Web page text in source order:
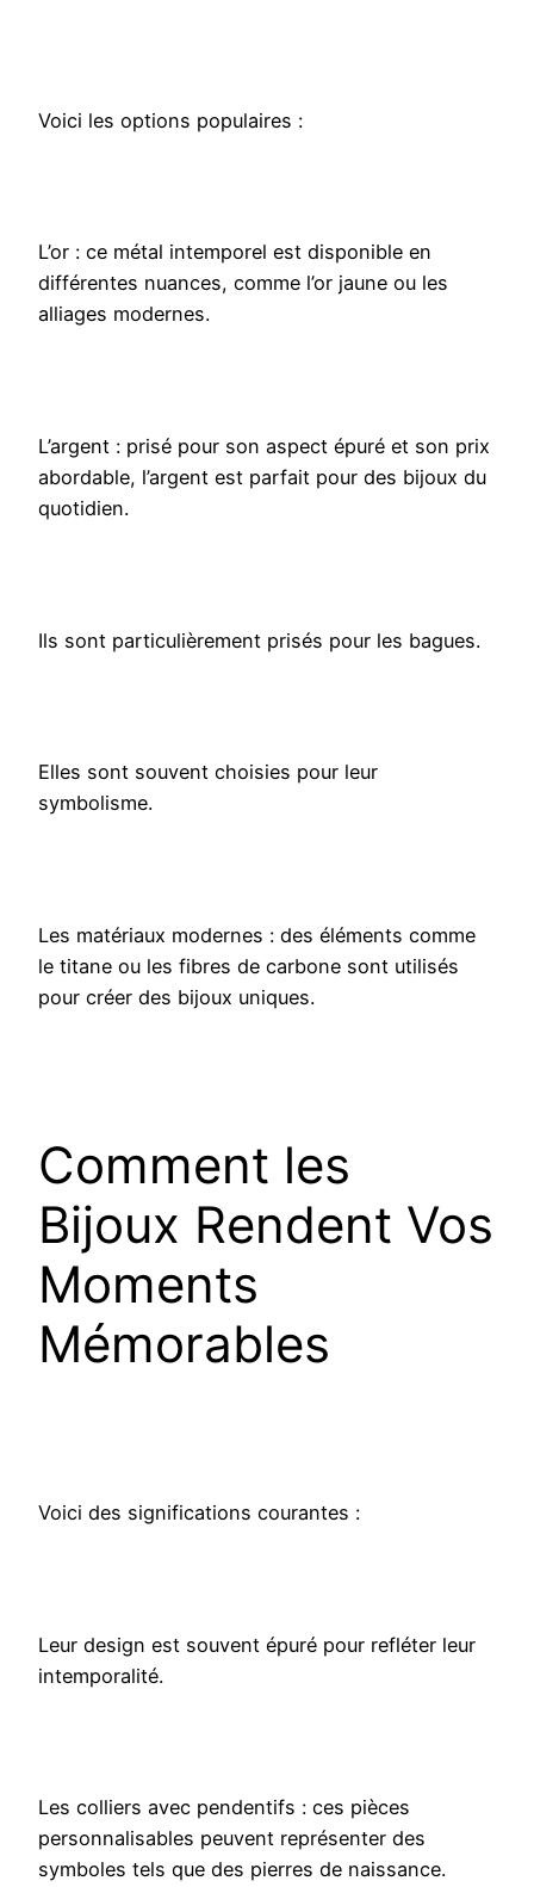
Voici les options populaires :
L’or : ce métal intemporel est disponible en
différentes nuances, comme l’or jaune ou les
alliages modernes.
L’argent : prisé pour son aspect épuré et son prix
abordable, l’argent est parfait pour des bijoux du
quotidien.
Ils sont particulièrement prisés pour les bagues.
Elles sont souvent choisies pour leur
symbolisme.
Les matériaux modernes : des éléments comme
le titane ou les fibres de carbone sont utilisés
pour créer des bijoux uniques.
Comment les
Bijoux Rendent Vos
Moments
Mémorables
Voici des significations courantes :
Leur design est souvent épuré pour refléter leur
intemporalité.
Les colliers avec pendentifs : ces pièces
personnalisables peuvent représenter des
symboles tels que des pierres de naissance.